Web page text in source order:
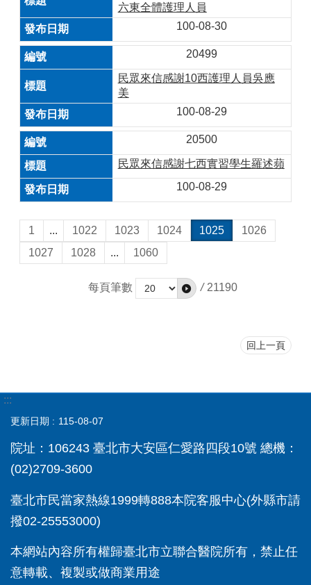
六東全體護理人員
100-08-30
20499
民眾來信感謝10西護理人員吳應
美
100-08-29
20500
民眾來信感謝七西實習學生羅述蘋
100-08-29
1 ... 1022 1023 1024 1025
1026
1027
1028 ... 1060
每頁筆數 / 21190
回上一頁
:::
更新日期 115-08-07
院址：106243 臺北市大安區仁愛路四段10號 總機：
(02)2709-3600
臺北市民當家熱線1999轉888本院客服中心(外縣市請
撥02-25553000)
本網站內容所有權歸臺北市立聯合醫院所有，禁止任
意轉載、複製或做商業用途